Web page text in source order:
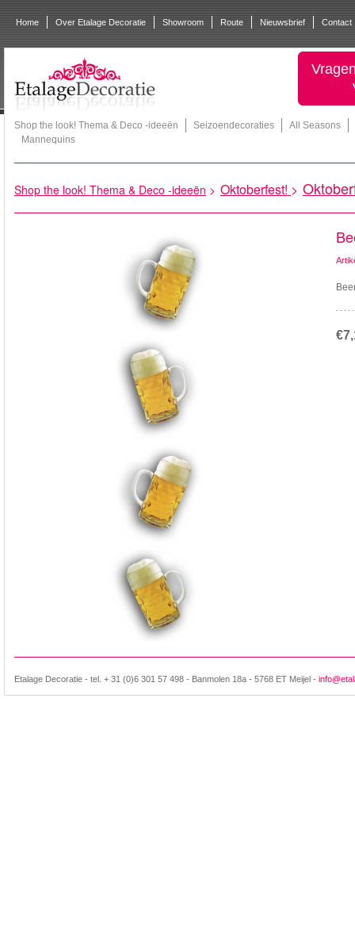
Home Over Etalage Decoratie Showroom Route Nieuwsbrief Contact
Shop the look! Thema & Deco -ideeën Seizoendecoraties
All Seasons
Mannequins
Shop the look! Thema & Deco -ideeën > Oktoberfest! >
Etalage Decoratie - tel. + 31 (0)6 301 57 498 - Banmolen 18a - 5768 ET Meijel -